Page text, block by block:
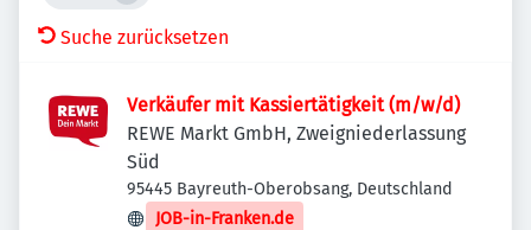
Suche zurücksetzen
Verkäufer mit Kassiertätigkeit (m/w/d)
REWE Markt GmbH, Zweigniederlassung
Süd
95445 Bayreuth-Oberobsang, Deutschland
JOB-in-Franken.de